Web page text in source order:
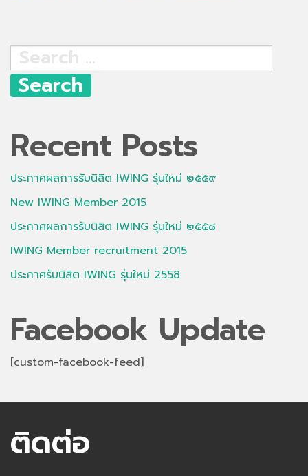
Search
for:
Recent Posts
ประกาศผลการรับนิสิต IWING รุ่นใหม่ ๒๕๕๙
New IWING Member 2015
ประกาศผลการรับนิสิต IWING รุ่นใหม่ ๒๕๕๘
IWING Member recruitment 2015
ประกาศรับนิสิต IWING รุ่นใหม่ 2558
Facebook Update
[custom-facebook-feed]
ติดต่อ